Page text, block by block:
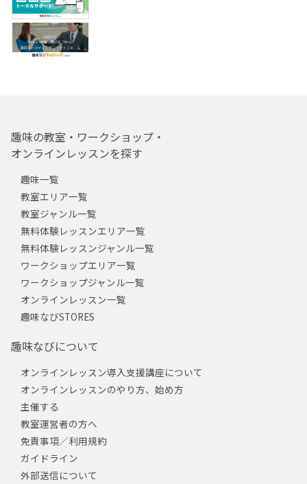
趣味の教室・ワークショップ・
オンラインレッスンを探す
趣味一覧
教室エリア一覧
教室ジャンル一覧
無料体験レッスンエリア一覧
無料体験レッスンジャンル一覧
ワークショップエリア一覧
ワークショップジャンル一覧
オンラインレッスン一覧
趣味なびSTORES
趣味なびについて
オンラインレッスン導入支援講座について
オンラインレッスンのやり方、始め方
主催する
教室運営者の方へ
免責事項／利用規約
ガイドライン
外部送信について